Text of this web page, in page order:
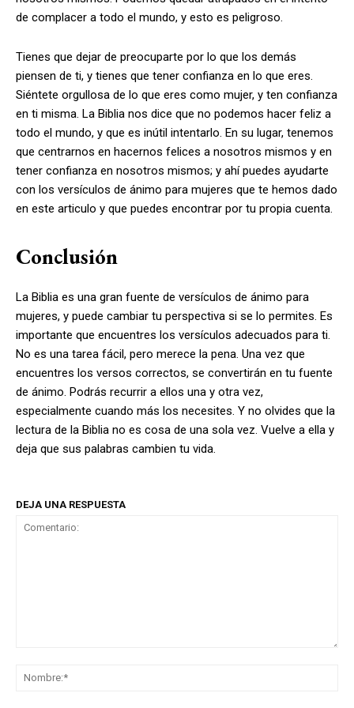
de complacer a todo el mundo, y esto es peligroso.
Tienes que dejar de preocuparte por lo que los demás
piensen de ti, y tienes que tener confianza en lo que eres.
Siéntete orgullosa de lo que eres como mujer, y ten confianza
en ti misma. La Biblia nos dice que no podemos hacer feliz a
todo el mundo, y que es inútil intentarlo. En su lugar, tenemos
que centrarnos en hacernos felices a nosotros mismos y en
tener confianza en nosotros mismos; y ahí puedes ayudarte
con los versículos de ánimo para mujeres que te hemos dado
en este articulo y que puedes encontrar por tu propia cuenta.
Conclusión
La Biblia es una gran fuente de versículos de ánimo para
mujeres, y puede cambiar tu perspectiva si se lo permites. Es
importante que encuentres los versículos adecuados para ti.
No es una tarea fácil, pero merece la pena. Una vez que
encuentres los versos correctos, se convertirán en tu fuente
de ánimo. Podrás recurrir a ellos una y otra vez,
especialmente cuando más los necesites. Y no olvides que la
lectura de la Biblia no es cosa de una sola vez. Vuelve a ella y
deja que sus palabras cambien tu vida.
DEJA UNA RESPUESTA